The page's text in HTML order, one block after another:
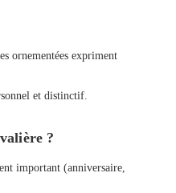
ornementées expriment
et distinctif.
?
important (anniversaire,